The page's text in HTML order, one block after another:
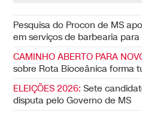
Pesquisa do Procon de MS
em serviços de barbearia para
CAMINHO ABERTO PARA
sobre Rota Bioceânica forma
ELEIÇÕES 2026: Sete
disputa pelo Governo de MS